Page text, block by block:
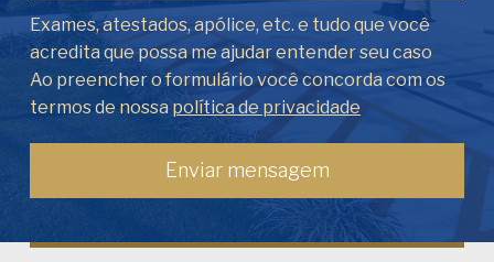
Exames, atestados, apólice, etc. e tudo que você
acredita que possa me ajudar entender seu caso
Ao preencher o formulário você concorda com os
termos de nossa política de privacidade